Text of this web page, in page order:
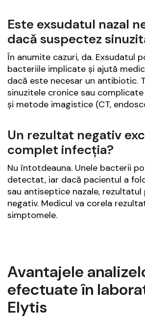
Este exsudatul nazal
dacă suspectez
În anumite cazuri, da. Exsudatul
bacteriile implicate și ajută
dacă este necesar un antibiotic.
sinuzitele cronice sau
și metode imagistice (CT,
Un rezultat negativ
complet infecția?
Nu întotdeauna. Unele bacterii
detectat, iar dacă pacientul a
sau antiseptice nazale, rezultatul
negativ. Medicul va corela
simptomele.
Avantajele
efectuate în
Elytis